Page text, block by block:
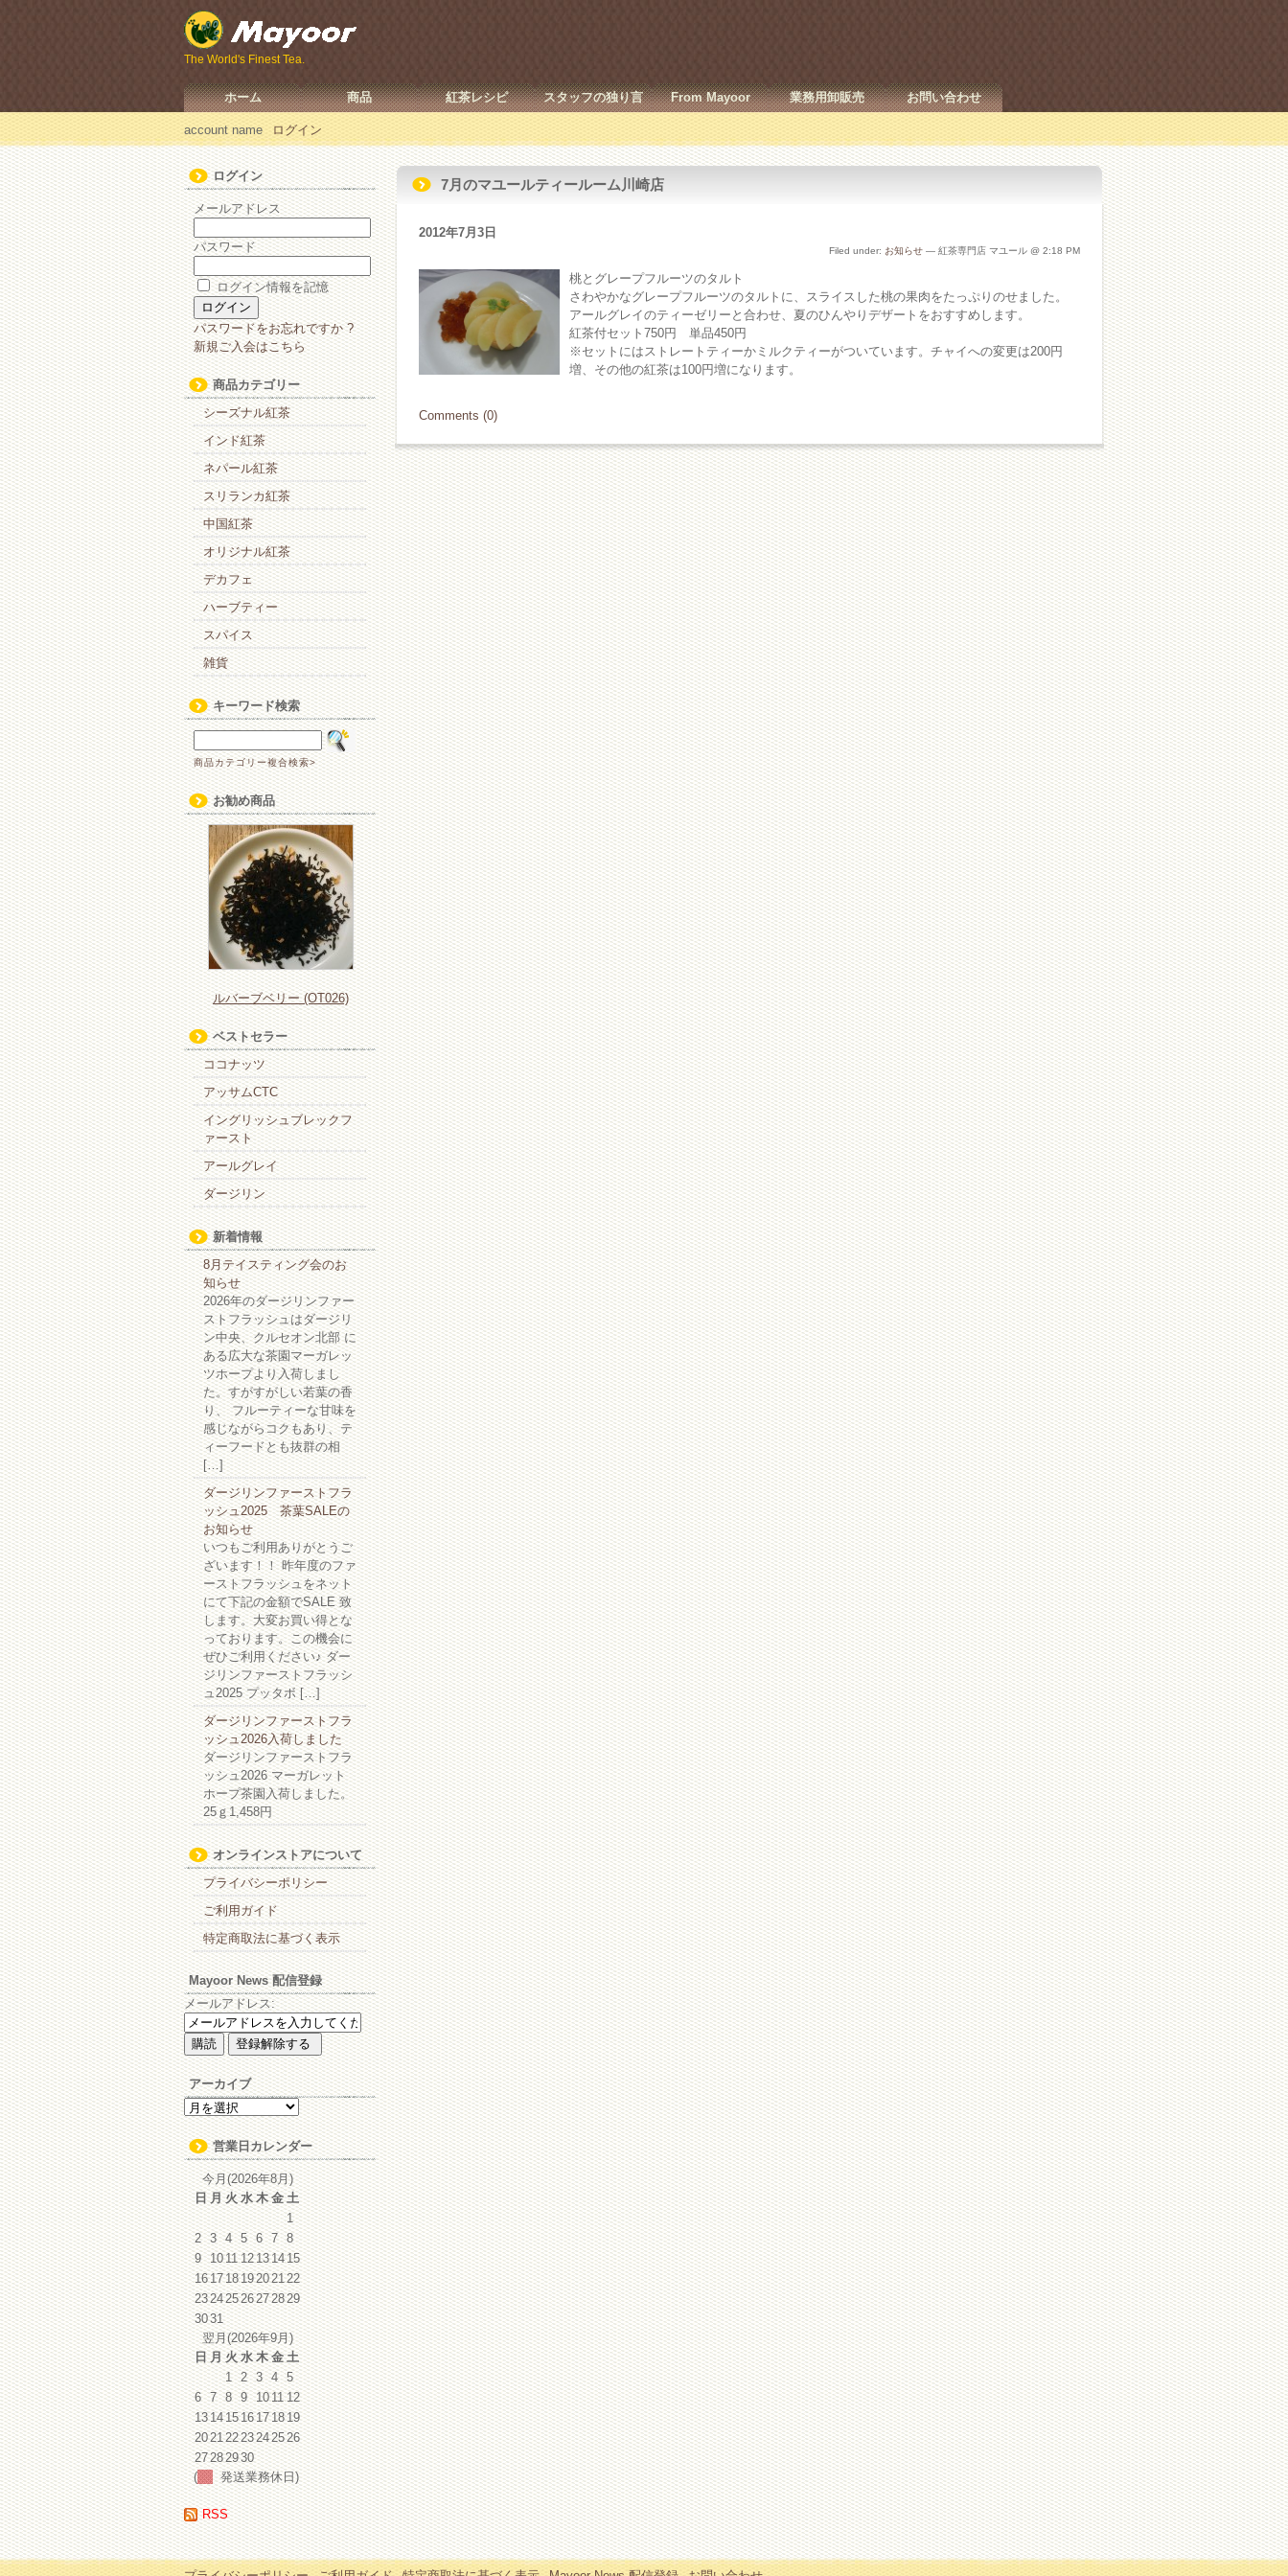
The World's Finest Tea.
ホーム 商品 紅茶レシピ スタッフの独り言 From Mayoor 業務用卸販売 お問い合わせ
account name ログイン
ログイン
メールアドレス
パスワード
ログイン情報を記憶
パスワードをお忘れですか ?
新規ご入会はこちら
商品カテゴリー
シーズナル紅茶
インド紅茶
ネパール紅茶
スリランカ紅茶
中国紅茶
オリジナル紅茶
デカフェ
ハーブティー
スパイス
雑貨
キーワード検索
商品カテゴリー複合検索>
お勧め商品
ルバーブベリー (OT026)
ベストセラー
ココナッツ
アッサムCTC
イングリッシュブレックフ
ァースト
アールグレイ
ダージリン
新着情報
8月テイスティング会のお
知らせ
2026年のダージリンファー
ストフラッシュはダージリ
ン中央、クルセオン北部 に
ある広大な茶園マーガレッ
ツホープより入荷しまし
た。すがすがしい若葉の香
り、 フルーティーな甘味を
感じながらコクもあり、テ
ィーフードとも抜群の相
[…]
ダージリンファーストフラ
ッシュ2025 茶葉SALEの
お知らせ
いつもご利用ありがとうご
ざいます！！ 昨年度のファ
ーストフラッシュをネット
にて下記の金額でSALE 致
します。大変お買い得とな
っております。この機会に
ぜひご利用ください♪ ダー
ジリンファーストフラッシ
ュ2025 プッタボ […]
ダージリンファーストフラ
ッシュ2026入荷しました
ダージリンファーストフラ
ッシュ2026 マーガレット
ホープ茶園入荷しました。
25ｇ1,458円
オンラインストアについて
プライバシーポリシー
ご利用ガイド
特定商取法に基づく表示
Mayoor News 配信登録
メールアドレス:
アーカイブ
ア
ー
カ
イ
ブ
営業日カレンダー
今月(2026年8月)
日 月 火 水 木 金 土
1
2 3 4 5 6 7 8
9
10 11 12 13 14 15
16 17 18 19202122
23242526272829
3031
翌月(2026年9月)
日 月 火 水 木 金 土
1 2 3 4 5
6 7 8 9 10 11 12
13 14 15 16 17 18 19
20212223242526
27282930
(
発送業務休日)
RSS
7月のマユールティールーム川崎店
2012年7月3日
Filed under: お知らせ — 紅茶専門店 マユール @ 2:18 PM
桃とグレープフルーツのタルト
さわやかなグレープフルーツのタルトに、スライスした桃の果肉をたっぷりのせました。
アールグレイのティーゼリーと合わせ、夏のひんやりデザートをおすすめします。
紅茶付セット750円 単品450円
※セットにはストレートティーかミルクティーがついています。チャイへの変更は200円
増、その他の紅茶は100円増になります。
Comments (0)